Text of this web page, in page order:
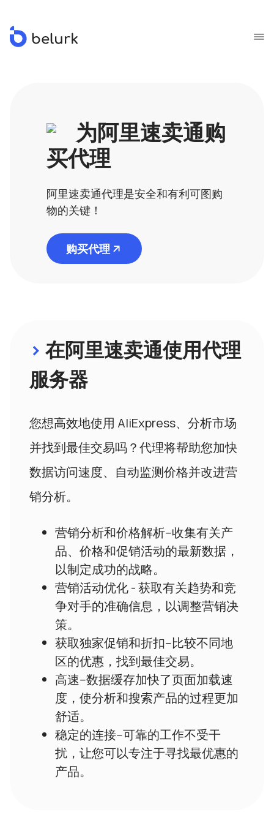
为阿里速卖通购
买代理
阿里速卖通代理是安全和有利可图购
物的关键！
购买代理
> 在阿里速卖通使用代理
服务器
您想高效地使用 AliExpress、分析市场
并找到最佳交易吗？代理将帮助您加快
数据访问速度、自动监测价格并改进营
销分析。
营销分析和价格解析--收集有关产
品、价格和促销活动的最新数据，
以制定成功的战略。
营销活动优化 - 获取有关趋势和竞
争对手的准确信息，以调整营销决
策。
获取独家促销和折扣--比较不同地
区的优惠，找到最佳交易。
高速--数据缓存加快了页面加载速
度，使分析和搜索产品的过程更加
舒适。
稳定的连接--可靠的工作不受干
扰，让您可以专注于寻找最优惠的
产品。